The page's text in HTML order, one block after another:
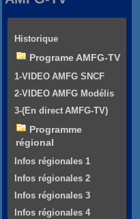
Historique
Programe AMFG-TV
1-VIDEO AMFG SNCF
2-VIDEO AMFG Modélis
3-(En direct AMFG-TV)
Programme
régional
Infos régionales 1
Infos régionales 2
Infos régionales 3
Infos régionales 4